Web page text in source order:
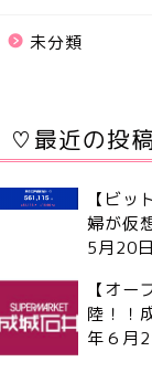
未分類
♡最近の投
【ビ
婦が仮
5月20日
【オー
陸！！
年６月